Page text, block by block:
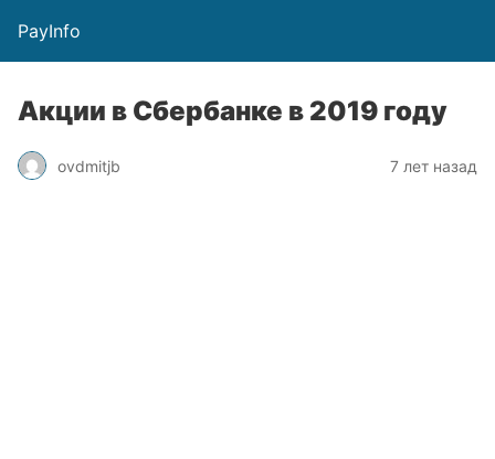
PayInfo
Акции в Сбербанке в 2019 году
ovdmitjb 7 лет назад